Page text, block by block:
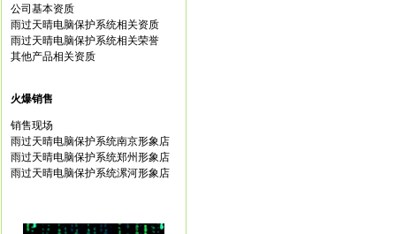
公司基本资质
雨过天晴电脑保护系统相关资质
雨过天晴电脑保护系统相关荣誉
其他产品相关资质
火爆销售
销售现场
雨过天晴电脑保护系统南京形象店
雨过天晴电脑保护系统郑州形象店
雨过天晴电脑保护系统漯河形象店